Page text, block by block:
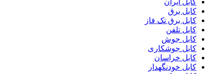
کابل ایران
کابل برق
کابل برق تک فاز
کابل تلفن
کابل جوش
کابل جوشکاری
کابل خراسان
کابل خودنگهدار